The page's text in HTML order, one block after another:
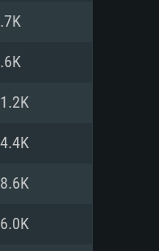
이상
않습니
)
픽 드라
이버를
양 지원